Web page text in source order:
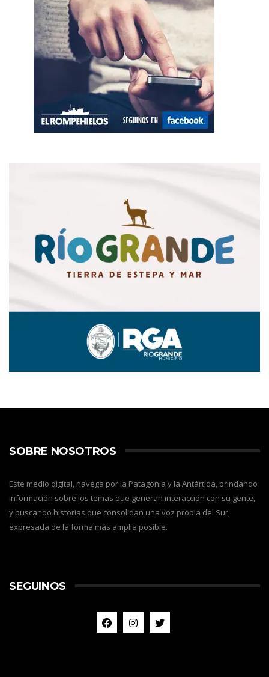
SOBRE NOSOTROS
Este medio digital, navega por la Patagonia y la Antártida, brindando
información sobre los temas que generan interacción con su gente,
y buscando historias que consolidan una voz propia del Sur,
expresada de la forma más amplia posible.
SEGUINOS